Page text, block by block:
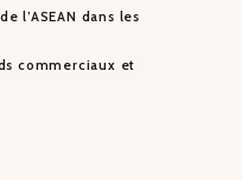
l’ASEAN dans les
commerciaux et